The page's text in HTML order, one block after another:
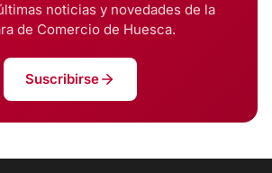
noticias y novedades de la
de Comercio de Huesca.
Suscribirse